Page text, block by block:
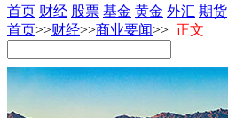
首页 财经 股票 基金 黄金 外汇 期货
首页>>财经>>商业要闻>> 正文